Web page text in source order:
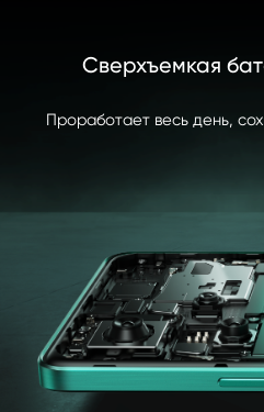
Элитный
Проработает весь день,
Сверхъемкая